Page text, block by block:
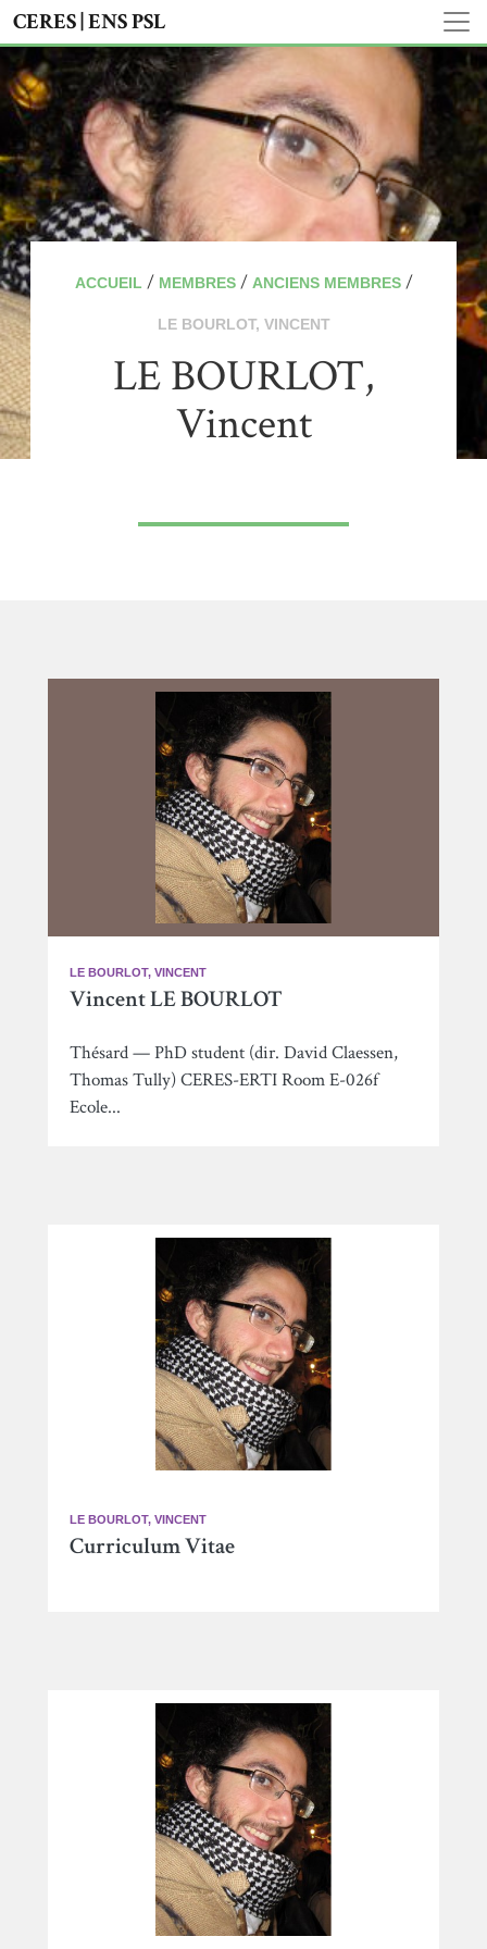
CERES | ENS PSL
ACCUEIL / MEMBRES/ ANCIENS MEMBRES/
LE BOURLOT, VINCENT
LE BOURLOT,
Vincent
LE BOURLOT, VINCENT
Vincent LE BOURLOT
Thésard — PhD student (dir. David Claessen,
Thomas Tully) CERES-ERTI Room E-026f
Ecole...
LE BOURLOT, VINCENT
Curriculum Vitae